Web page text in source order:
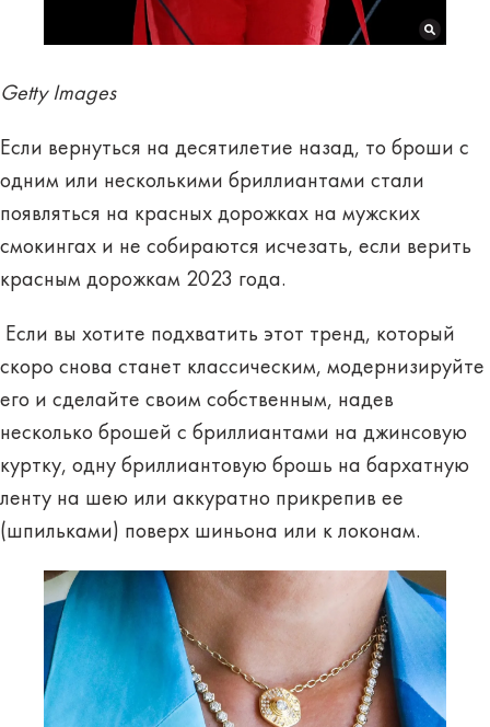
Getty Images
Если вернуться на десятилетие назад, то броши с
одним или несколькими бриллиантами стали
появляться на красных дорожках на мужских
смокингах и не собираются исчезать, если верить
красным дорожкам 2023 года.
Если вы хотите подхватить этот тренд, который
скоро снова станет классическим, модернизируйте
его и сделайте своим собственным, надев
несколько брошей с бриллиантами на джинсовую
куртку, одну бриллиантовую брошь на бархатную
ленту на шею или аккуратно прикрепив ее
(шпильками) поверх шиньона или к локонам.